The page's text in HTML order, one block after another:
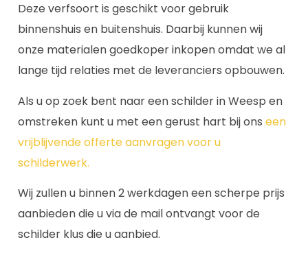
Deze verfsoort is geschikt voor gebruik
binnenshuis en buitenshuis. Daarbij kunnen wij
onze materialen goedkoper inkopen omdat we al
lange tijd relaties met de leveranciers opbouwen.
Als u op zoek bent naar een schilder in Weesp en
omstreken kunt u met een gerust hart bij ons een
vrijblijvende offerte aanvragen voor u
schilderwerk.
Wij zullen u binnen 2 werkdagen een scherpe prijs
aanbieden die u via de mail ontvangt voor de
schilder klus die u aanbied.